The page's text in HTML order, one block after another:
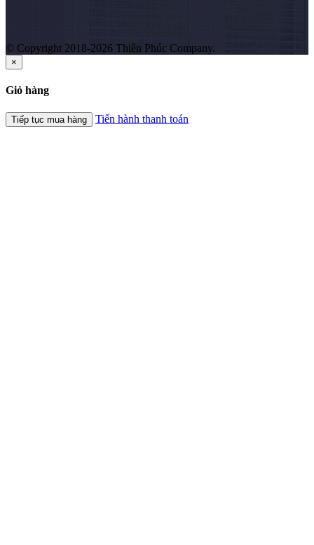
© Copyright 2018-2026 Thiên Phúc Company.
×
Giỏ hàng
Tiếp tục mua hàng Tiến hành thanh toán